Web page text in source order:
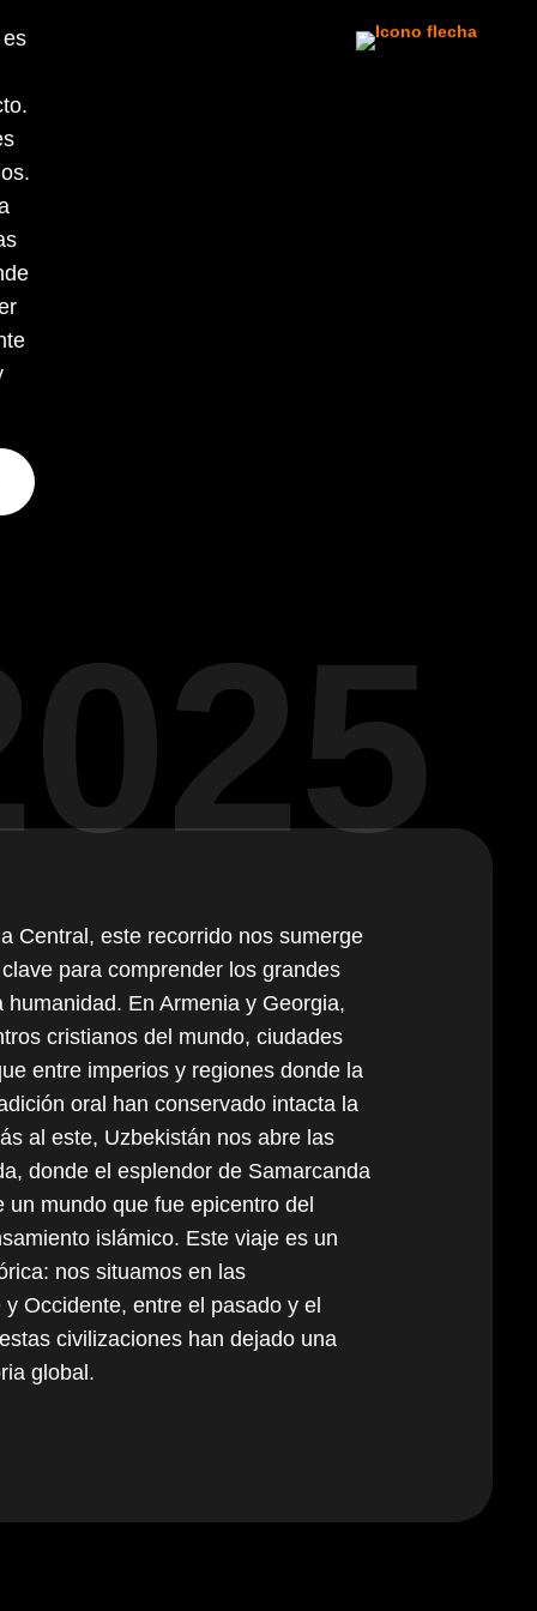
Central, este recorrido nos sumerge
para comprender los grandes
En Armenia y Georgia,
cristianos del mundo, ciudades
entre imperios y regiones donde la
oral han conservado intacta la
al este, Uzbekistán nos abre las
donde el esplendor de Samarcanda
mundo que fue epicentro del
islámico. Este viaje es un
nos situamos en las
Occidente, entre el pasado y el
civilizaciones han dejado una
global.